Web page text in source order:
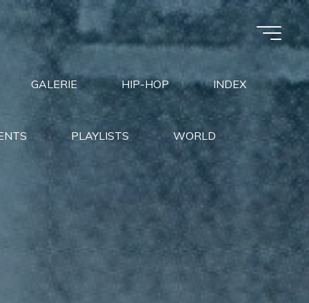
GALERIE HIP-HOP INDEX
PLAYLISTS WORLD